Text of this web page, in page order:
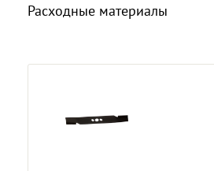
Расходные материалы